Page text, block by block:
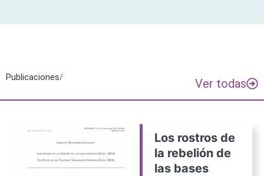
Publicaciones/ Ver todas
Los rostros de
la rebelión de
las bases